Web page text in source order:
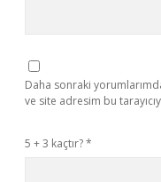
Daha sonraki
ve site adresim bu
5 + 3 kaçtır?*